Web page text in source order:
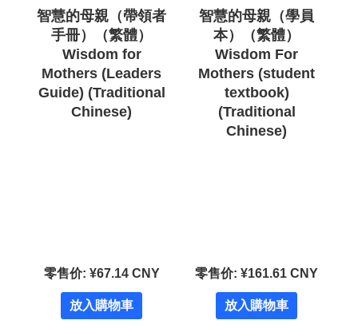
智慧的母親（帶領者
手冊）（繁體）
Wisdom for
Mothers (Leaders
Guide) (Traditional
Chinese)
零售价: ¥67.14 CNY
放入購物車
智慧的母親（學員
本）（繁體）
Wisdom For
Mothers (student
textbook)
(Traditional
Chinese)
零售价: ¥161.61 CNY
放入購物車